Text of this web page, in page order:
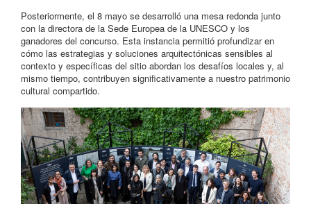
Posteriormente, el 8 mayo se desarrolló una mesa redonda junto
con la directora de la Sede Europea de la UNESCO y los
ganadores del concurso. Esta instancia permitió profundizar en
cómo las estrategias y soluciones arquitectónicas sensibles al
contexto y específicas del sitio abordan los desafíos locales y, al
mismo tiempo, contribuyen significativamente a nuestro patrimonio
cultural compartido.